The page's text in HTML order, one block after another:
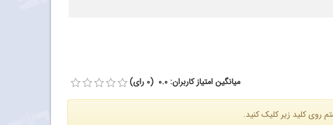
میانگین امتیاز کاربران: 0.0 (0 رای)
روی کلید زیر کلیک کنید.